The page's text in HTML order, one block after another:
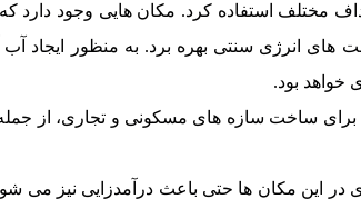
مختلف استفاده کرد. مکان هایی وجود دارد که
های انرژی سنتی بهره برد. به منظور ایجاد آب
خواهد بود.
برای ساخت سازه های مسکونی و تجاری، از
در این مکان ها حتی باعث درآمدزایی نیز می